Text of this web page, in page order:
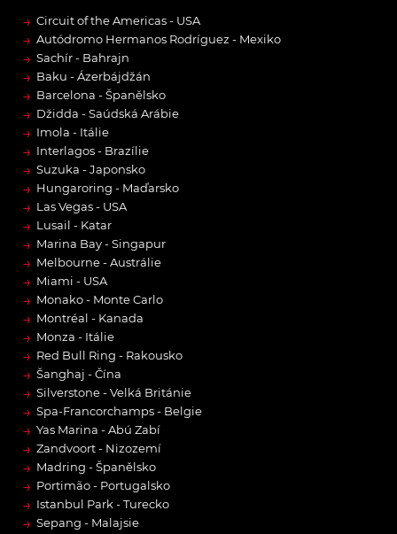
→ Circuit of the Americas - USA
→ Autódromo Hermanos Rodríguez - Mexiko
→ Sachír - Bahrajn
→ Baku - Ázerbájdžán
→ Barcelona - Španělsko
→ Džidda - Saúdská Arábie
→ Imola - Itálie
→ Interlagos - Brazílie
→ Suzuka - Japonsko
→ Hungaroring - Maďarsko
→ Las Vegas - USA
→ Lusail - Katar
→ Marina Bay - Singapur
→ Melbourne - Austrálie
→ Miami - USA
→ Monako - Monte Carlo
→ Montréal - Kanada
→ Monza - Itálie
→ Red Bull Ring - Rakousko
→ Šanghaj - Čína
→ Silverstone - Velká Británie
→ Spa-Francorchamps - Belgie
→ Yas Marina - Abú Zabí
→ Zandvoort - Nizozemí
→ Madring - Španělsko
→ Portimão - Portugalsko
→ Istanbul Park - Turecko
→ Sepang - Malajsie